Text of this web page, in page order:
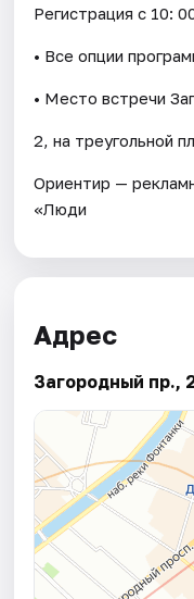
Регистрация c 10:
• Все опции
• Место встречи
2, на треугольной
Ориентир —
«Люди
Адрес
Загородный пр.,